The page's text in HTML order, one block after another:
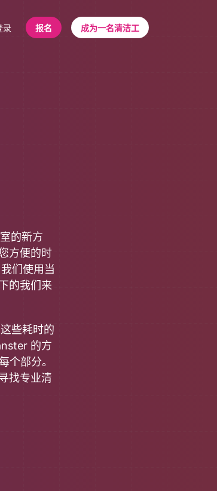
录 报名 成为一名清洁工
的新方
方便的时
们使用当
的我们来
些耗时的
的方
个部分。
找专业清